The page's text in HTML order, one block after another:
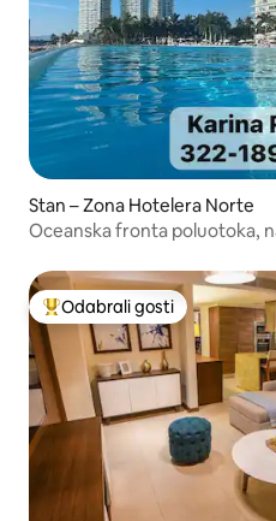
Stan – Zona Hotelera Norte
Oceanska fronta poluotoka,
Među najviše rangiranima s
Odabrali gosti